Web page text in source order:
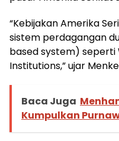
“Kebijakan Amerika
sistem perdagangan
based system) seperti
Institutions,” ujar
Baca Juga
Kumpulkan